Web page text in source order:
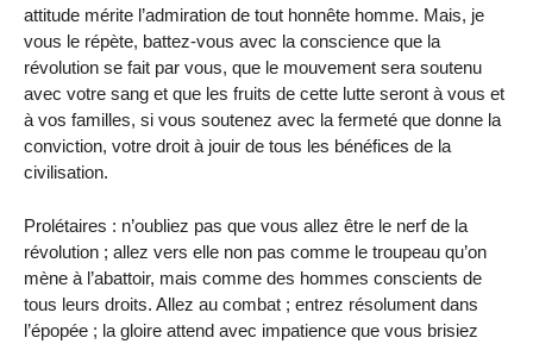
attitude mérite l’admiration de tout honnête homme. Mais, je
vous le répète, battez-vous avec la conscience que la
révolution se fait par vous, que le mouvement sera soutenu
avec votre sang et que les fruits de cette lutte seront à vous et
à vos familles, si vous soutenez avec la fermeté que donne la
conviction, votre droit à jouir de tous les bénéfices de la
civilisation.
Prolétaires : n’oubliez pas que vous allez être le nerf de la
révolution ; allez vers elle non pas comme le troupeau qu’on
mène à l’abattoir, mais comme des hommes conscients de
tous leurs droits. Allez au combat ; entrez résolument dans
l’épopée ; la gloire attend avec impatience que vous brisiez